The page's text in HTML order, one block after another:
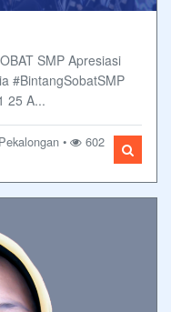
SMP Apresiasi
#BintangSobatSMP
25 A...
•
602